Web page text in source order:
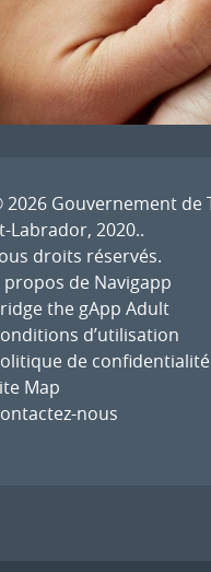
2026 Gouvernement de
Labrador, 2020..
droits réservés.
propos de Navigapp
the gApp Adult
d’utilisation
de confidentialité
Map
nous